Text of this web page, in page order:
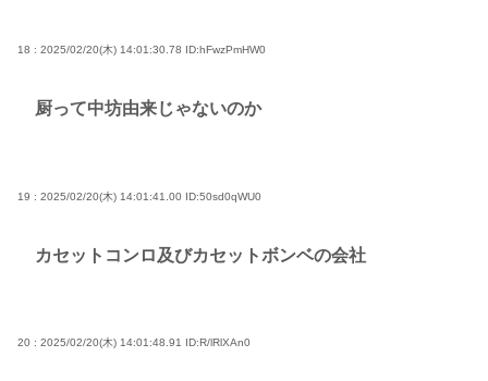
18 : 2025/02/20(木) 14:01:30.78 ID:hFwzPmHW0
厨って中坊由来じゃないのか
19 : 2025/02/20(木) 14:01:41.00 ID:50sd0qWU0
カセットコンロ及びカセットボンベの会社
20 : 2025/02/20(木) 14:01:48.91 ID:R/lRlXAn0